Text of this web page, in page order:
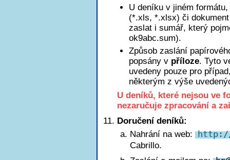
U deníku v jiném
(*.xls, *.xlsx) či
zaslat i sumář, který
ok9abc.sum).
Způsob zaslání
popsány v příloze. Tyto
uvedeny pouze pro
některým z výše
U deníků, které nejsou ve
nezaručuje zpracování a
Doručení deníků:
Nahrání na web: http://
Cabrillo.